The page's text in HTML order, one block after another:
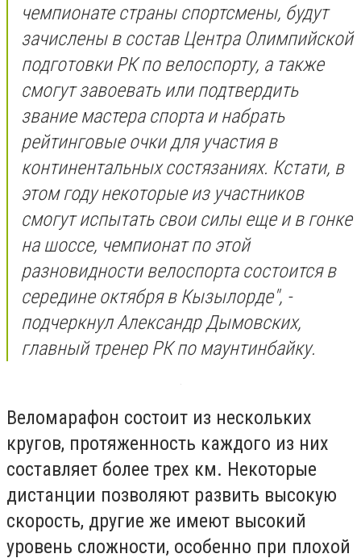
чемпионате страны спортсмены, будут
зачислены в состав Центра Олимпийской
подготовки РК по велоспорту, а также
смогут завоевать или подтвердить
звание мастера спорта и набрать
рейтинговые очки для участия в
континентальных состязаниях. Кстати, в
этом году некоторые из участников
смогут испытать свои силы еще и в гонке
на шоссе, чемпионат по этой
разновидности велоспорта состоится в
середине октября в Кызылорде", -
подчеркнул Александр Дымовских,
главный тренер РК по маунтинбайку.
Веломарафон состоит из нескольких
кругов, протяженность каждого из них
составляет более трех км. Некоторые
дистанции позволяют развить высокую
скорость, другие же имеют высокий
уровень сложности, особенно при плохой